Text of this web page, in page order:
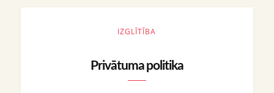
IZGLĪTĪBA
Privātuma politika